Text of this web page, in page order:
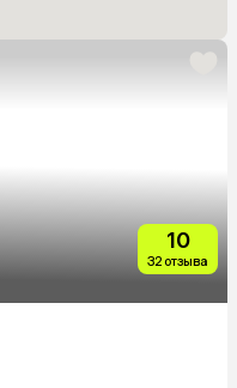
10
32 отзыва